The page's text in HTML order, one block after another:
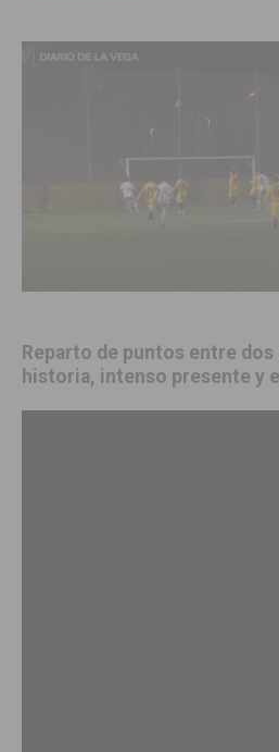
Reparto de puntos entre
historia, intenso presente y